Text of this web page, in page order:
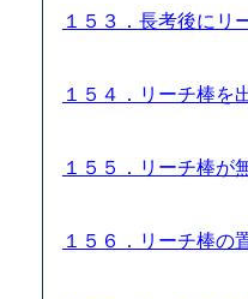
１５３．長考後に
１５４．リーチ棒
１５５．リーチ棒
１５６．リーチ棒の